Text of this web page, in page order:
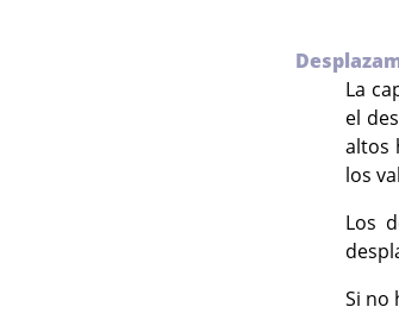
La
el
altos
los
Los
Si no